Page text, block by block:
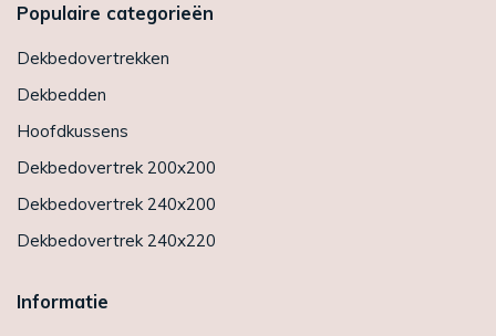
Populaire categorieën
Dekbedovertrekken
Dekbedden
Hoofdkussens
Dekbedovertrek 200x200
Dekbedovertrek 240x200
Dekbedovertrek 240x220
Informatie